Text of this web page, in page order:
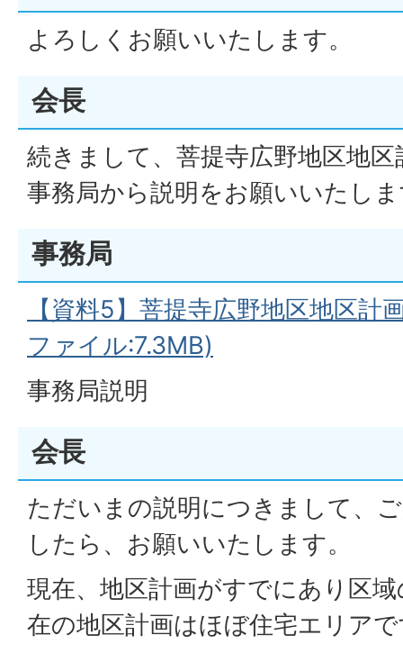
よろしくお願いいたします。
会長
続きまして、菩提寺広野地区地
事務局から説明をお願いいたし
事務局
【資料5】菩提寺広野地区地区計
ファイル:7.3MB)
事務局説明
会長
ただいまの説明につきまして、
したら、お願いいたします。
現在、地区計画がすでにあり区
在の地区計画はほぼ住宅エリア